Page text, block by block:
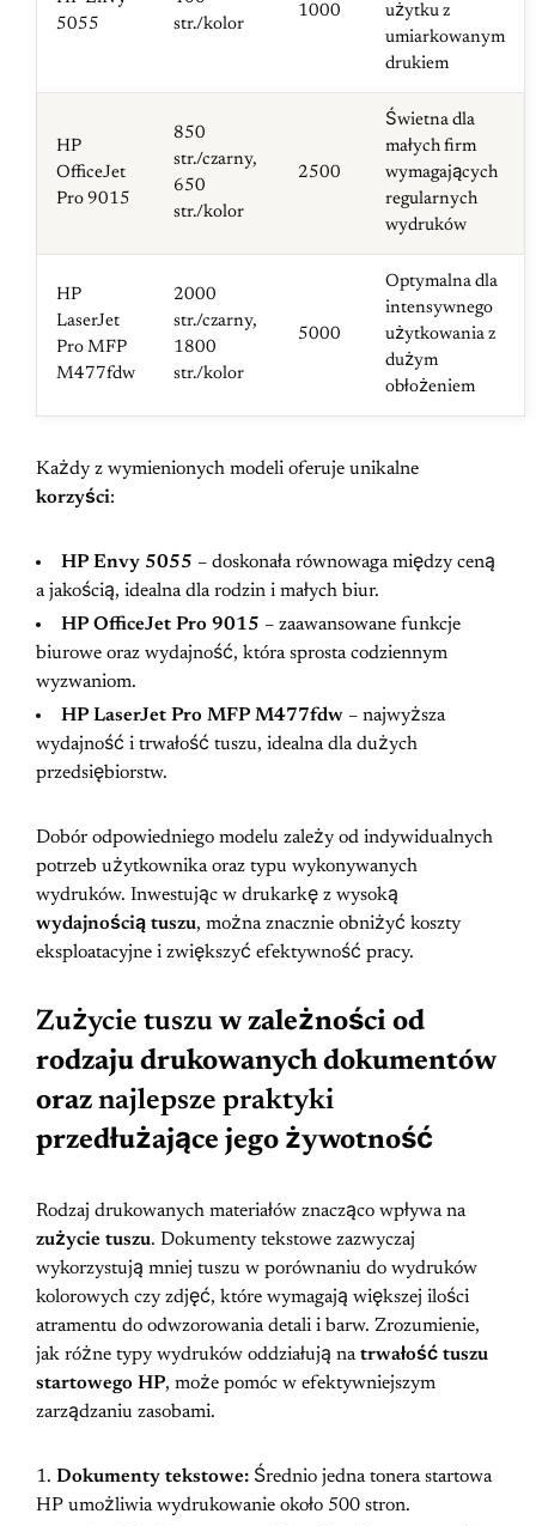
5055
str./kolor
1000
użytku z
umiarkowanym
drukiem
HP
OfficeJet
Pro 9015
850
str./czarny,
650
str./kolor
2500
Świetna dla
małych firm
wymagających
regularnych
wydruków
HP
LaserJet
Pro MFP
M477fdw
2000
str./czarny,
1800
str./kolor
5000
Optymalna dla
intensywnego
użytkowania z
dużym
obłożeniem
Każdy z wymienionych modeli oferuje unikalne
korzyści:
HP Envy 5055 – doskonała równowaga między ceną
a jakością, idealna dla rodzin i małych biur.
HP OfficeJet Pro 9015 – zaawansowane funkcje
biurowe oraz wydajność, która sprosta codziennym
wyzwaniom.
HP LaserJet Pro MFP M477fdw – najwyższa
wydajność i trwałość tuszu, idealna dla dużych
przedsiębiorstw.
Dobór odpowiedniego modelu zależy od indywidualnych
potrzeb użytkownika oraz typu wykonywanych
wydruków. Inwestując w drukarkę z wysoką
wydajnością tuszu, można znacznie obniżyć koszty
eksploatacyjne i zwiększyć efektywność pracy.
Zużycie tuszu w zależności od
rodzaju drukowanych dokumentów
oraz najlepsze praktyki
przedłużające jego żywotność
Rodzaj drukowanych materiałów znacząco wpływa na
zużycie tuszu. Dokumenty tekstowe zazwyczaj
wykorzystują mniej tuszu w porównaniu do wydruków
kolorowych czy zdjęć, które wymagają większej ilości
atramentu do odwzorowania detali i barw. Zrozumienie,
jak różne typy wydruków oddziałują natrwałość tuszu
startowego HP, może pomóc w efektywniejszym
zarządzaniu zasobami.
Dokumenty tekstowe: Średnio jedna tonera startowa
HP umożliwia wydrukowanie około 500 stron.